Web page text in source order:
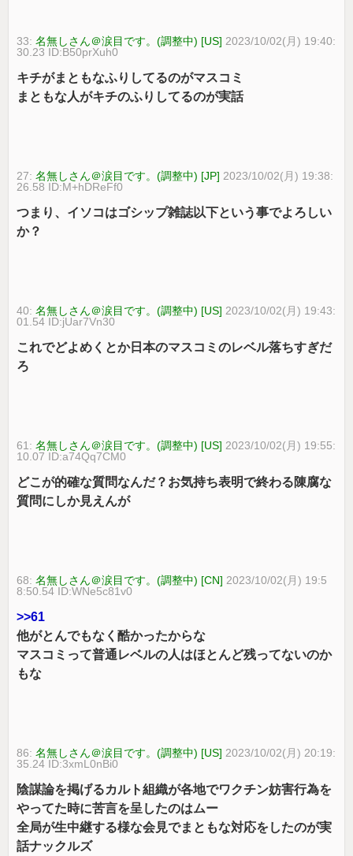
33:名無しさん＠涙目です。(調整中) [US] 2023/10/02(月) 19:40:
30.23 ID:B50prXuh0
キチがまともなふりしてるのがマスコミ
まともな人がキチのふりしてるのが実話
27:名無しさん＠涙目です。(調整中) [JP] 2023/10/02(月) 19:38:
26.58 ID:M+hDReFf0
つまり、イソコはゴシップ雑誌以下という事でよろしい
か？
40:名無しさん＠涙目です。(調整中) [US] 2023/10/02(月) 19:43:
01.54 ID:jUar7Vn30
これでどよめくとか日本のマスコミのレベル落ちすぎだ
ろ
61:名無しさん＠涙目です。(調整中) [US] 2023/10/02(月) 19:55:
10.07 ID:a74Qq7CM0
どこが的確な質問なんだ？お気持ち表明で終わる陳腐な
質問にしか見えんが
68:名無しさん＠涙目です。(調整中) [CN] 2023/10/02(月) 19:5
8:50.54 ID:WNe5c81v0
>>61
他がとんでもなく酷かったからな
マスコミって普通レベルの人はほとんど残ってないのか
もな
86:名無しさん＠涙目です。(調整中) [US] 2023/10/02(月) 20:19:
35.24 ID:3xmL0nBi0
陰謀論を掲げるカルト組織が各地でワクチン妨害行為を
やってた時に苦言を呈したのはムー
全局が生中継する様な会見でまともな対応をしたのが実
話ナックルズ